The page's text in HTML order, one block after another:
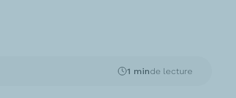
1 minde lecture